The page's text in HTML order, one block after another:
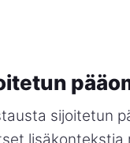
sijoitetun